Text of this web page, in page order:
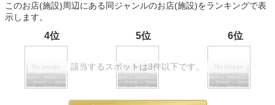
このお店(施設)周辺にある同ジャンルのお店(施設)をランキングで表
示します。
4位 5位 6位
該当するスポットは3件以下です。